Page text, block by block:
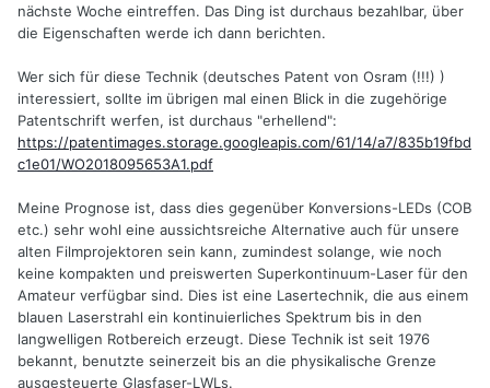
nächste Woche eintreffen. Das Ding ist durchaus bezahlbar, über
die Eigenschaften werde ich dann berichten.
Wer sich für diese Technik (deutsches Patent von Osram (!!!) )
interessiert, sollte im übrigen mal einen Blick in die zugehörige
Patentschrift werfen, ist durchaus "erhellend":
https://patentimages.storage.googleapis.com/61/14/a7/835b19fbd
c1e01/WO2018095653A1.pdf
Meine Prognose ist, dass dies gegenüber Konversions-LEDs (COB
etc.) sehr wohl eine aussichtsreiche Alternative auch für unsere
alten Filmprojektoren sein kann, zumindest solange, wie noch
keine kompakten und preiswerten Superkontinuum-Laser für den
Amateur verfügbar sind. Dies ist eine Lasertechnik, die aus einem
blauen Laserstrahl ein kontinuierliches Spektrum bis in den
langwelligen Rotbereich erzeugt. Diese Technik ist seit 1976
bekannt, benutzte seinerzeit bis an die physikalische Grenze
ausgesteuerte Glasfaser-LWLs.